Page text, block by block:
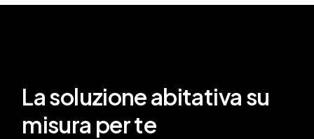
La soluzione abitativa su
misura per te